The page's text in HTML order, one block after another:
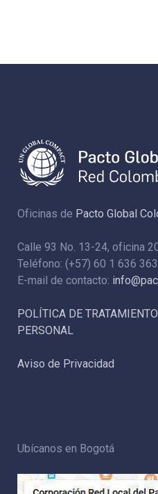
Oficinas de Pacto Global
Calle 93 No. 13-24, oficina
Teléfono: (+57) 60 1 636
E-mail de contacto:
POLÍTICA DE
PERSONAL
Aviso de Privacidad
Ubícanos en Bogotá